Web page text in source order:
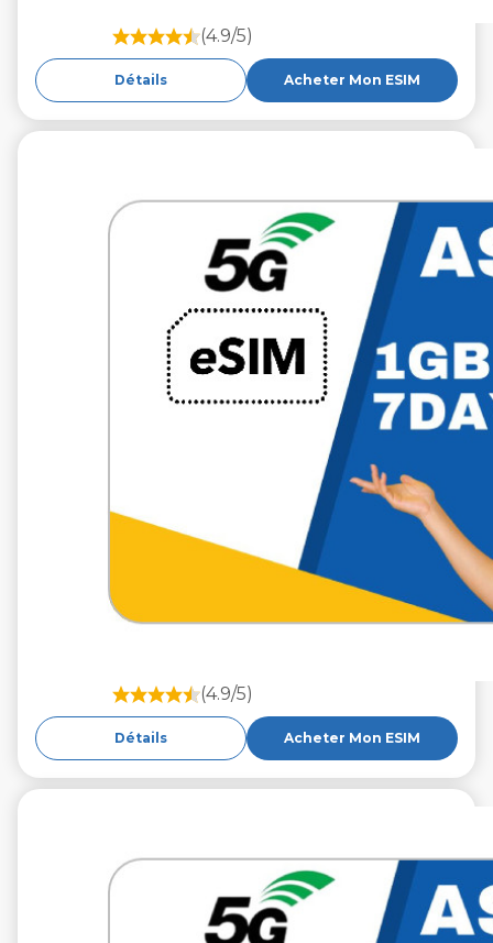
(4.9/5)
Détails Acheter Mon ESIM
5 Go 10 jours
Roaming by
Network
Automatic selection
of the Network
(4.9/5)
Détails Acheter Mon ESIM
10 Go 30 jours
Roaming by
Network
Automatic selection